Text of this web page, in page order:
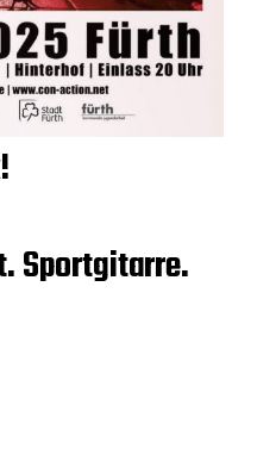
Sportgitarre.